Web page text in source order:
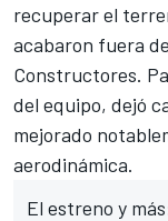
recuperar el
acabaron fuera
Constructores.
del equipo, dejó
mejorado
aerodinámica.
El estreno y